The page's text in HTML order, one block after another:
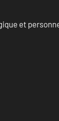
et